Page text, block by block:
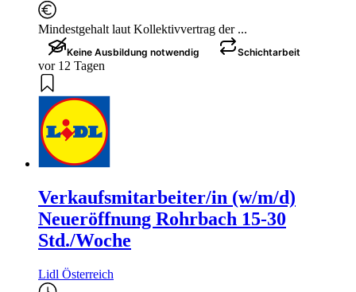
Mindestgehalt laut Kollektivvertrag der ...
Keine Ausbildung notwendig Schichtarbeit
vor 12 Tagen
Verkaufsmitarbeiter/in (w/m/d)
Neueröffnung Rohrbach 15-30
Std./Woche
Lidl Österreich